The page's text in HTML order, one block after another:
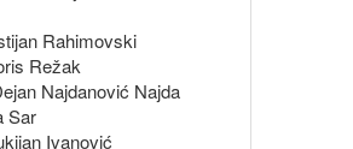
Rahimovski
Režak
Najdanović Najda
Sar
Ivanović